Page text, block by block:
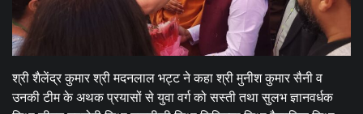
श्री शैलेंद्र कुमार श्री मदनलाल भट्ट ने कहा श्री मुनीश कुमार सैनी व
उनकी टीम के अथक प्रयासों से युवा वर्ग को सस्ती तथा सुलभ ज्ञानवर्धक